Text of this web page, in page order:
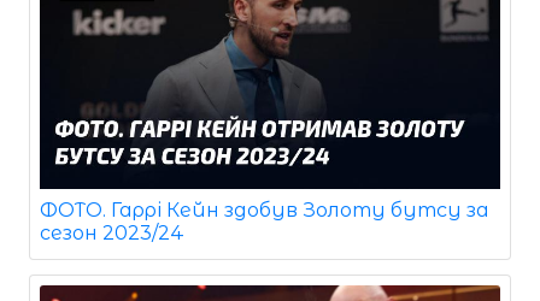
ФОТО. Гаррі Кейн здобув Золоту бутсу за
сезон 2023/24